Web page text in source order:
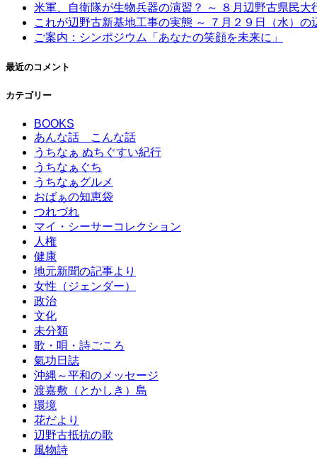
米軍、自衛隊が生物兵器の演習？ ～ ８月辺野古県民
これが辺野古新基地工事の実態 ～ ７月２９日（水）の
ご案内：シンポジウム「あなたの笑顔を未来に」
最近のコメント
カテゴリー
BOOKS
あんな話 こんな話
うちなぁ ぬちぐすい紀行
うちなぁぐち
うちなぁグルメ
おばぁの知恵袋
つれづれ
マイ・シーサーコレクション
人権
健康
地元新聞の記事より
女性（ジェンダー）
政治
文化
未分類
歌・唄・詩ごころ
氣功日誌
沖縄～平和のメッセージ
渡嘉敷（とかしき）島
環境
花だより
辺野古抵抗の歌
風物詩